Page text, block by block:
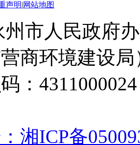
声明|网站地图
州市人民政府
营商环境建设局
：
湘ICP备